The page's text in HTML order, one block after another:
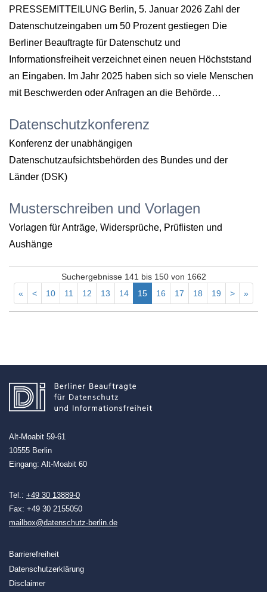
PRESSEMITTEILUNG Berlin, 5. Januar 2026 Zahl der
Datenschutzeingaben um 50 Prozent gestiegen Die
Berliner Beauftragte für Datenschutz und
Informationsfreiheit verzeichnet einen neuen Höchststand
an Eingaben. Im Jahr 2025 haben sich so viele Menschen
mit Beschwerden oder Anfragen an die Behörde…
Datenschutzkonferenz
Konferenz der unabhängigen
Datenschutzaufsichtsbehörden des Bundes und der
Länder (DSK)
Musterschreiben und Vorlagen
Vorlagen für Anträge, Widersprüche, Prüflisten und
Aushänge
Suchergebnisse 141 bis 150 von 1662
«
< 10 11 12 13 14 15 16 17 18 19 > »
Alt-Moabit 59-61
10555 Berlin
Eingang: Alt-Moabit 60
Tel.: +49 30 13889-0
Fax: +49 30 2155050
mailbox@datenschutz-berlin.de
Barrierefreiheit
Datenschutzerklärung
Disclaimer